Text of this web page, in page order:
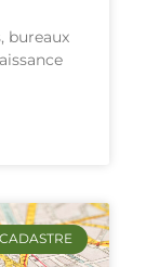
bureaux
CADASTRE